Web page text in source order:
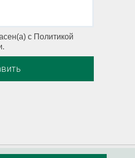
с Политикой